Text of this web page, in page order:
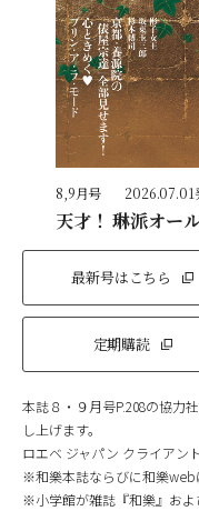
8,9月号 2026.07.01
天才！ 琳派オー
最新号はこちら
定期購読
本誌８・９月号P.208の協力
し上げます。
ロエベ ジャパン クライアン
※和樂本誌ならびに和樂web
※小学館が雑誌『和樂』およ